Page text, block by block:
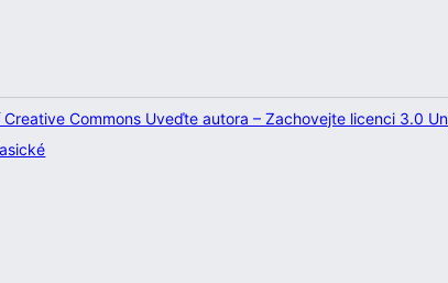
Creative Commons Uveďte autora – Zachovejte licenci 3.0